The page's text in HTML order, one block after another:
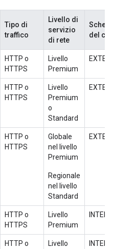
Tipo di
traffico
Livello di
servizio
di rete
del
HTTP o
HTTPS
Livello
Premium
HTTP o
HTTPS
Livello
Premium
o
Standard
HTTP o
HTTPS
Globale
nel livello
Premium
Regionale
nel livello
Standard
HTTP o
HTTPS
Livello
Premium
HTTP o
Livello